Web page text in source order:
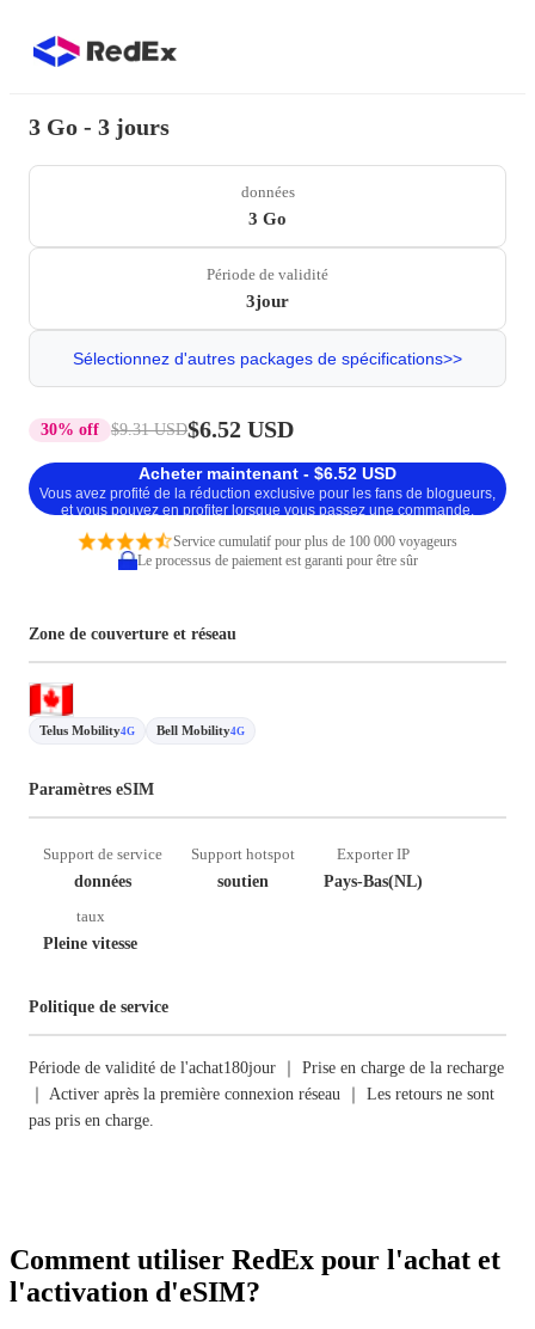
3 Go - 3 jours
données
3 Go
Période de validité
3jour
Sélectionnez d'autres packages de spécifications>>
30% off $9.31 USD$6.52 USD
Acheter maintenant - $6.52 USD
Vous avez profité de la réduction exclusive pour les fans de blogueurs,
et vous pouvez en profiter lorsque vous passez une commande.
Service cumulatif pour plus de 100 000 voyageurs
Le processus de paiement est garanti pour être sûr
Zone de couverture et réseau
Telus Mobility4G Bell Mobility4G
Paramètres eSIM
Support de service
données
Support hotspot
soutien
Exporter IP
Pays-Bas(NL)
taux
Pleine vitesse
Politique de service
Période de validité de l'achat180jour ｜ Prise en charge de la recharge
｜ Activer après la première connexion réseau ｜ Les retours ne sont
pas pris en charge.
Comment utiliser RedEx pour l'achat et
l'activation d'eSIM?